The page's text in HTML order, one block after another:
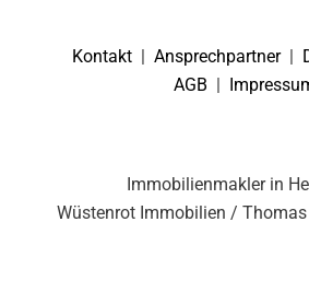
Kontakt Ansprechpartner|
AGB
Immobilienmakler in
Wüstenrot Immobilien / Thomas